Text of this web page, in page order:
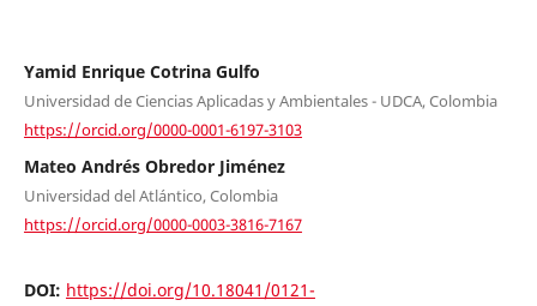
Yamid Enrique Cotrina Gulfo
Universidad de Ciencias Aplicadas y Ambientales - UDCA, Colombia
https://orcid.org/0000-0001-6197-3103
Mateo Andrés Obredor Jiménez
Universidad del Atlántico, Colombia
https://orcid.org/0000-0003-3816-7167
DOI: https://doi.org/10.18041/0121-